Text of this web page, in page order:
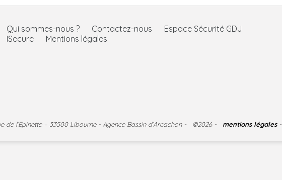
Qui sommes-nous ? Contactez-nous
Espace Sécurité GDJ
ISecure
Mentions légales
de l’Epinette – 33500 Libourne - Agence Bassin d’Arcachon - ©2026 - mentions légales-